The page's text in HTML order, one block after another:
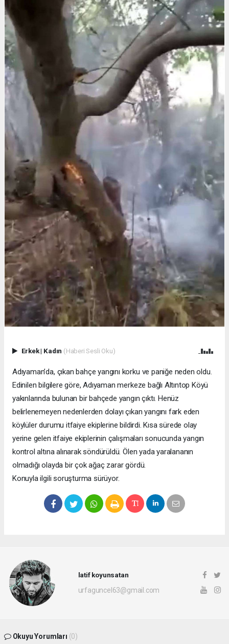
Erkek| Kadın (Haberi Sesli Oku)
Adıyaman’da, çıkan bahçe yangını korku ve paniğe neden oldu.
Edinilen bilgilere göre, Adıyaman merkeze bağlı Altıntop Köyü
yakınlarında bulunan bir bahçede yangın çıktı. Henüz
belirlenemeyen nedenlerden dolayı çıkan yangını fark eden
köylüler durumu itfaiye ekiplerine bildirdi. Kısa sürede olay
yerine gelen itfaiye ekiplerinin çalışmaları sonucunda yangın
kontrol altına alınarak söndürüldü. Ölen yada yaralananın
olmadığı olayda bir çok ağaç zarar gördü.
Konuyla ilgili soruşturma sürüyor.
latif koyunsatan
urfaguncel63@gmail.com
Okuyu Yorumları (0)